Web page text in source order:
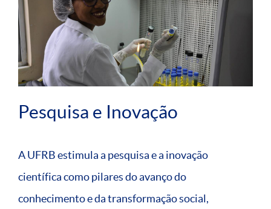
Pesquisa e Inovação
A UFRB estimula a pesquisa e a inovação
científica como pilares do avanço do
conhecimento e da transformação social,